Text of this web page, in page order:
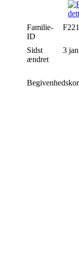
Familie-
ID
Sidst
ændret
3